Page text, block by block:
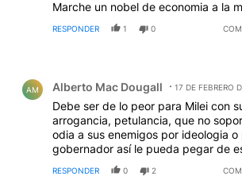
Marche un nobel de economia a la
RESPONDER 1 0
AM Alberto Mac Dougall 17 DE FEBRERO
Debe ser de lo peor para Milei con
arrogancia, petulancia, que no
odia a sus enemigos por ideologia
gobernador así le pueda pegar de
RESPONDER 0 2